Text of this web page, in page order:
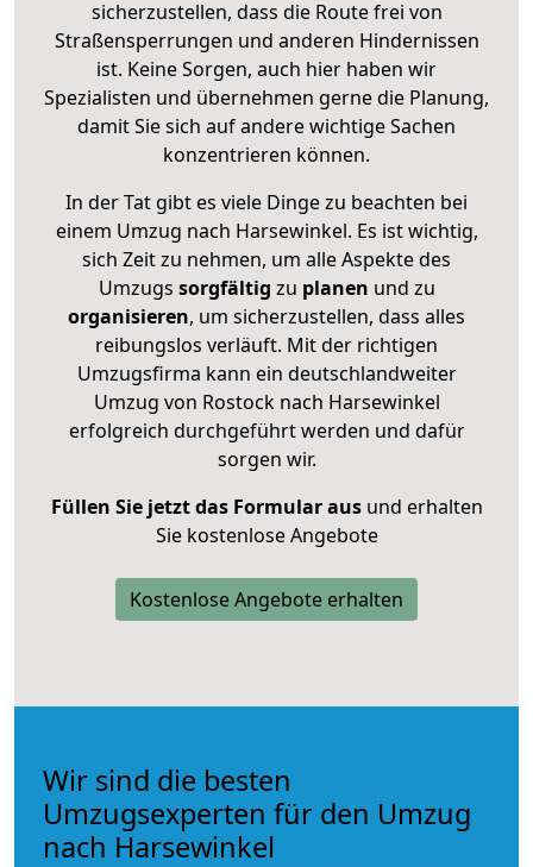
sicherzustellen, dass die Route frei von
Straßensperrungen und anderen Hindernissen
ist. Keine Sorgen, auch hier haben wir
Spezialisten und übernehmen gerne die Planung,
damit Sie sich auf andere wichtige Sachen
konzentrieren können.
In der Tat gibt es viele Dinge zu beachten bei
einem Umzug nach Harsewinkel. Es ist wichtig,
sich Zeit zu nehmen, um alle Aspekte des
Umzugs sorgfältig zu planen und zu
organisieren, um sicherzustellen, dass alles
reibungslos verläuft. Mit der richtigen
Umzugsfirma kann ein deutschlandweiter
Umzug von Rostock nach Harsewinkel
erfolgreich durchgeführt werden und dafür
sorgen wir.
Füllen Sie jetzt das Formular ausund erhalten
Sie kostenlose Angebote
Kostenlose Angebote erhalten
Wir sind die besten
Umzugsexperten für den Umzug
nach Harsewinkel